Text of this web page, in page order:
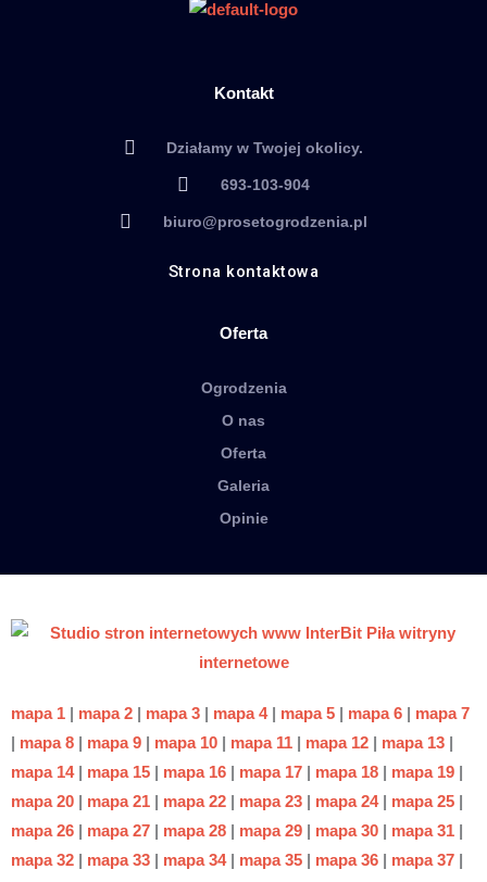
Kontakt
Działamy w Twojej okolicy.
693-103-904
biuro@prosetogrodzenia.pl
Strona kontaktowa
Oferta
Ogrodzenia
O nas
Oferta
Galeria
Opinie
mapa 1 mapa 2 mapa 3 mapa 4| mapa 5 mapa 6
mapa 7
mapa 8 mapa 9 mapa 10 mapa 11 mapa 12 mapa 13
mapa 14| mapa 15 mapa 16 mapa 17 mapa 18 mapa 19
mapa 20
mapa 21 mapa 22 mapa 23 mapa 24| mapa 25
mapa 26
mapa 27 mapa 28 mapa 29 mapa 30 mapa 31
mapa 32
mapa 33 mapa 34| mapa 35 mapa 36 mapa 37